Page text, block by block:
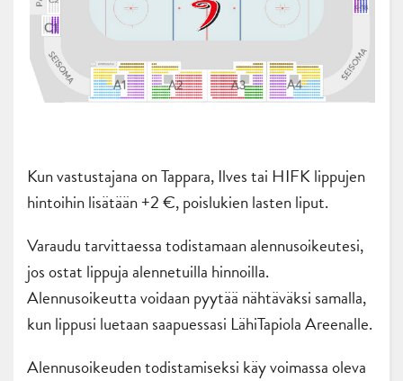
Kun vastustajana on Tappara, Ilves tai HIFK lippujen
hintoihin lisätään +2 €, poislukien lasten liput.
Varaudu tarvittaessa todistamaan alennusoikeutesi,
jos ostat lippuja alennetuilla hinnoilla.
Alennusoikeutta voidaan pyytää nähtäväksi samalla,
kun lippusi luetaan saapuessasi LähiTapiola Areenalle.
Alennusoikeuden todistamiseksi käy voimassa oleva